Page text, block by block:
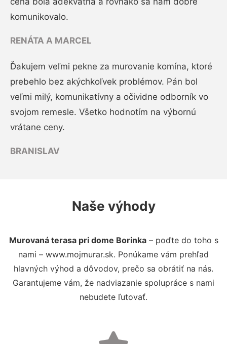
komunikovalo.
RENÁTA A MARCEL
Ďakujem veľmi pekne za murovanie komína, ktoré
prebehlo bez akýchkoľvek problémov. Pán bol
veľmi milý, komunikatívny a očividne odborník vo
svojom remesle. Všetko hodnotím na výbornú
vrátane ceny.
BRANISLAV
Naše výhody
Murovaná terasa pri dome Borinka– poďte do toho s
nami – www.mojmurar.sk. Ponúkame vám prehľad
hlavných výhod a dôvodov, prečo sa obrátiť na nás.
Garantujeme vám, že nadviazanie spolupráce s nami
nebudete ľutovať.